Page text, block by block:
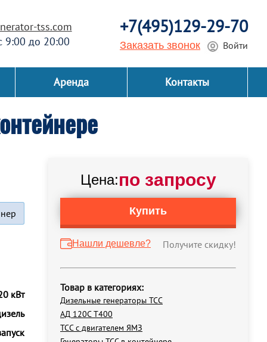
tss.com
9:00 до 20:00
+7(495)129-29-70
Заказать звонок Войти
Аренда Контакты
Цена:по запросу
Купить
Нашли дешевле? Получите скидку!
Товар в категориях:
Дизельные генераторы ТСС
АД 120С Т400
ТСС с двигателем ЯМЗ
кВт